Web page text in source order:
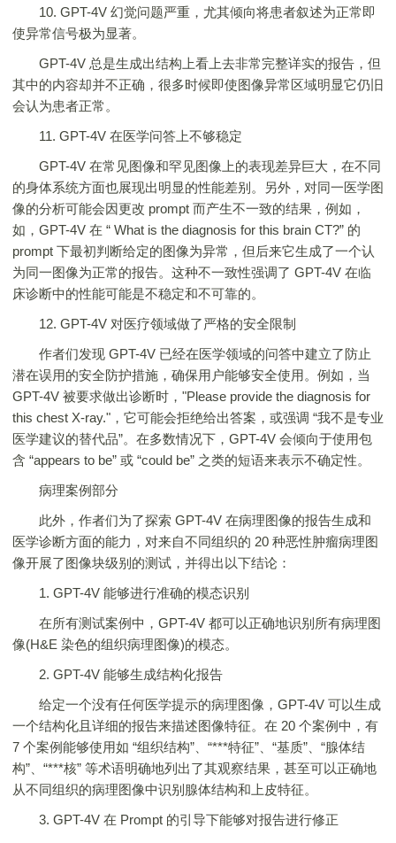
10. GPT-4V 幻觉问题严重，尤其倾向将患者叙述为正常即
使异常信号极为显著。
GPT-4V 总是生成出结构上看上去非常完整详实的报告，但
其中的内容却并不正确，很多时候即使图像异常区域明显它仍旧
会认为患者正常。
11. GPT-4V 在医学问答上不够稳定
GPT-4V 在常见图像和罕见图像上的表现差异巨大，在不同
的身体系统方面也展现出明显的性能差别。另外，对同一医学图
像的分析可能会因更改 prompt 而产生不一致的结果，例如，
如，GPT-4V 在 “ What is the diagnosis for this brain CT?” 的
prompt 下最初判断给定的图像为异常，但后来它生成了一个认
为同一图像为正常的报告。这种不一致性强调了 GPT-4V 在临
床诊断中的性能可能是不稳定和不可靠的。
12. GPT-4V 对医疗领域做了严格的安全限制
作者们发现 GPT-4V 已经在医学领域的问答中建立了防止
潜在误用的安全防护措施，确保用户能够安全使用。例如，当
GPT-4V 被要求做出诊断时，"Please provide the diagnosis for
this chest X-ray."，它可能会拒绝给出答案，或强调 “我不是专业
医学建议的替代品”。在多数情况下，GPT-4V 会倾向于使用包
含 “appears to be” 或 “could be” 之类的短语来表示不确定性。
病理案例部分
此外，作者们为了探索 GPT-4V 在病理图像的报告生成和
医学诊断方面的能力，对来自不同组织的 20 种恶性肿瘤病理图
像开展了图像块级别的测试，并得出以下结论：
1. GPT-4V 能够进行准确的模态识别
在所有测试案例中，GPT-4V 都可以正确地识别所有病理图
像(H&E 染色的组织病理图像)的模态。
2. GPT-4V 能够生成结构化报告
给定一个没有任何医学提示的病理图像，GPT-4V 可以生成
一个结构化且详细的报告来描述图像特征。在 20 个案例中，有
7 个案例能够使用如 “组织结构”、“***特征”、“基质”、“腺体结
构”、“***核” 等术语明确地列出了其观察结果，甚至可以正确地
从不同组织的病理图像中识别腺体结构和上皮特征。
3. GPT-4V 在 Prompt 的引导下能够对报告进行修正